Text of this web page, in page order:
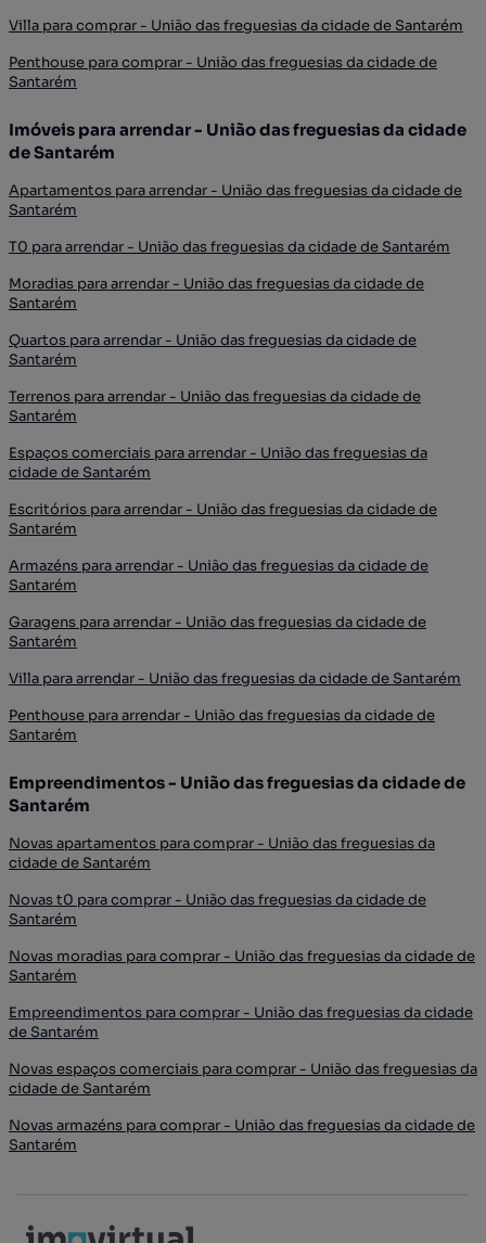
Villa para comprar - União das freguesias da cidade de Santarém
Penthouse para comprar - União das freguesias da cidade de
Santarém
Imóveis para arrendar - União das freguesias da cidade
de Santarém
Apartamentos para arrendar - União das freguesias da cidade de
Santarém
T0 para arrendar - União das freguesias da cidade de Santarém
Moradias para arrendar - União das freguesias da cidade de
Santarém
Quartos para arrendar - União das freguesias da cidade de
Santarém
Terrenos para arrendar - União das freguesias da cidade de
Santarém
Espaços comerciais para arrendar - União das freguesias da
cidade de Santarém
Escritórios para arrendar - União das freguesias da cidade de
Santarém
Armazéns para arrendar - União das freguesias da cidade de
Santarém
Garagens para arrendar - União das freguesias da cidade de
Santarém
Villa para arrendar - União das freguesias da cidade de Santarém
Penthouse para arrendar - União das freguesias da cidade de
Santarém
Empreendimentos - União das freguesias da cidade de
Santarém
Novas apartamentos para comprar - União das freguesias da
cidade de Santarém
Novas t0 para comprar - União das freguesias da cidade de
Santarém
Novas moradias para comprar - União das freguesias da cidade de
Santarém
Empreendimentos para comprar - União das freguesias da cidade
de Santarém
Novas espaços comerciais para comprar - União das freguesias da
cidade de Santarém
Novas armazéns para comprar - União das freguesias da cidade de
Santarém